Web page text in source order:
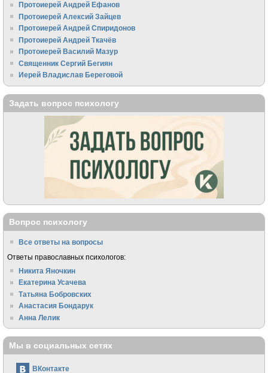
Протоиерей Андрей Ефанов
Протоиерей Алексий Зайцев
Протоиерей Андрей Спиридонов
Протоиерей Андрей Ткачёв
Протоиерей Василий Мазур
Священник Сергий Бегиян
Иерей Владислав Береговой
Задать вопрос психологу
Вопрос психологу
Все ответы на вопросы
Ответы православных психологов:
Никита Яночкин
Екатерина Усачева
Татьяна Бобровских
Анастасия Бондарук
Анна Лелик
Мы в социальных сетях
ВКонтакте